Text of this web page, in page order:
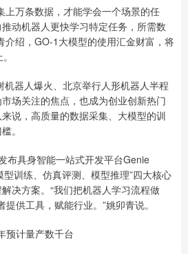
万条数据，才能学会一个场景的任
动机器人更快学习特定任务，所需数
介绍，GO-1大模型的使用汇金财富，将
器人爆火、北京举行人形机器人半程
场关注的焦点，也成为创业创新热门
说，高质量的数据采集、大模型的训
。
具身智能一站式开发平台Genie
训练、仿真评测、模型推理”四大核心
决方案。“我们把机器人学习流程做
提供工具，赋能行业。”姚卯青说。
预计量产数千台